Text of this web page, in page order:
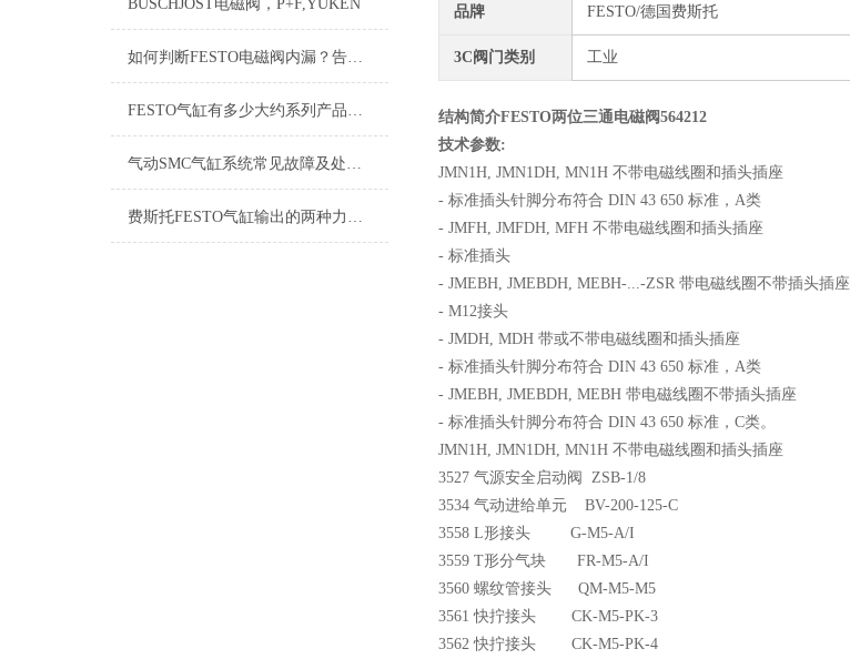
BUSCHJOST电磁阀，P+F,YUKEN
如何判断FESTO电磁阀内漏？告诉您操作过程中需要注意的事项
FESTO气缸有多少大约系列产品及样本选择，FESTO气缸
气动SMC气缸系统常见故障及处理有哪些
费斯托FESTO气缸输出的两种力是什么
品牌 FESTO/德国费斯托
3C阀门类别 工业
结构简介FESTO两位三通电磁阀564212
技术参数:
JMN1H, JMN1DH, MN1H 不带电磁线圈和插头插座
- 标准插头针脚分布符合 DIN 43 650 标准，A类
- JMFH, JMFDH, MFH 不带电磁线圈和插头插座
- 标准插头
- JMEBH, JMEBDH, MEBH-...-ZSR 带电磁线圈不带插头插座
- M12接头
- JMDH, MDH 带或不带电磁线圈和插头插座
- 标准插头针脚分布符合 DIN 43 650 标准，A类
- JMEBH, JMEBDH, MEBH 带电磁线圈不带插头插座
- 标准插头针脚分布符合 DIN 43 650 标准，C类。
JMN1H, JMN1DH, MN1H 不带电磁线圈和插头插座
3527 气源安全启动阀 ZSB-1/8
3534 气动进给单元 BV-200-125-C
3558 L形接头 G-M5-A/I
3559 T形分气块 FR-M5-A/I
3560 螺纹管接头 QM-M5-M5
3561 快拧接头 CK-M5-PK-3
3562 快拧接头 CK-M5-PK-4